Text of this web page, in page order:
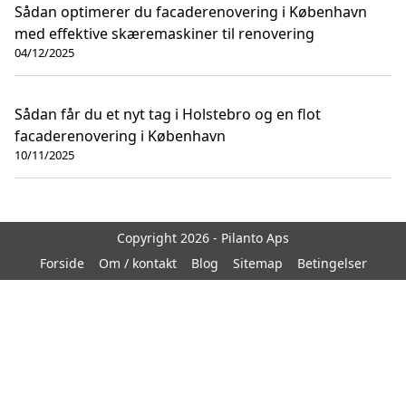
Sådan optimerer du facaderenovering i København
med effektive skæremaskiner til renovering
04/12/2025
Sådan får du et nyt tag i Holstebro og en flot
facaderenovering i København
10/11/2025
Copyright 2026 - Pilanto Aps
Forside
Om / kontakt Blog Sitemap Betingelser